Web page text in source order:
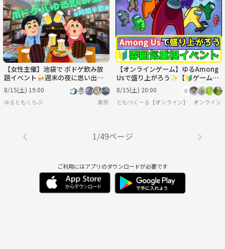
【女性主催】池袋で ボドゲ飲み放
題イベント🍻週末の夜に思い出作
り✨ 新規大歓迎！！
8/15(土) 19:00
ゆるともくらぶ 東京
【オンラインゲーム】ゆるAmong
Usで盛り上がろう✨【🔰ゲーム初
心者歓迎】
8/15(土) 20:00
ともつくーる【オンライン】 オンライン
1/49ページ
ご利用にはアプリのダウンロードが必要です